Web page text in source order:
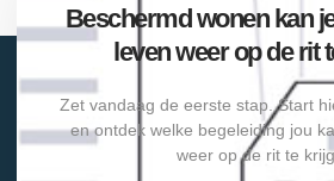
Beschermd wonen kan
leven weer op de rit
Zet vandaag de eerste stap. Start
en ontdek welke begeleiding jou
weer op de rit te